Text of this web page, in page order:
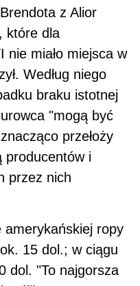
z Alior
które dla
nie miało miejsca w
Według niego
braku istotnej
"mogą być
przełoży
producentów i
przez nich
amerykańskiej ropy
15 dol.; w ciągu
dol. "To najgorsza